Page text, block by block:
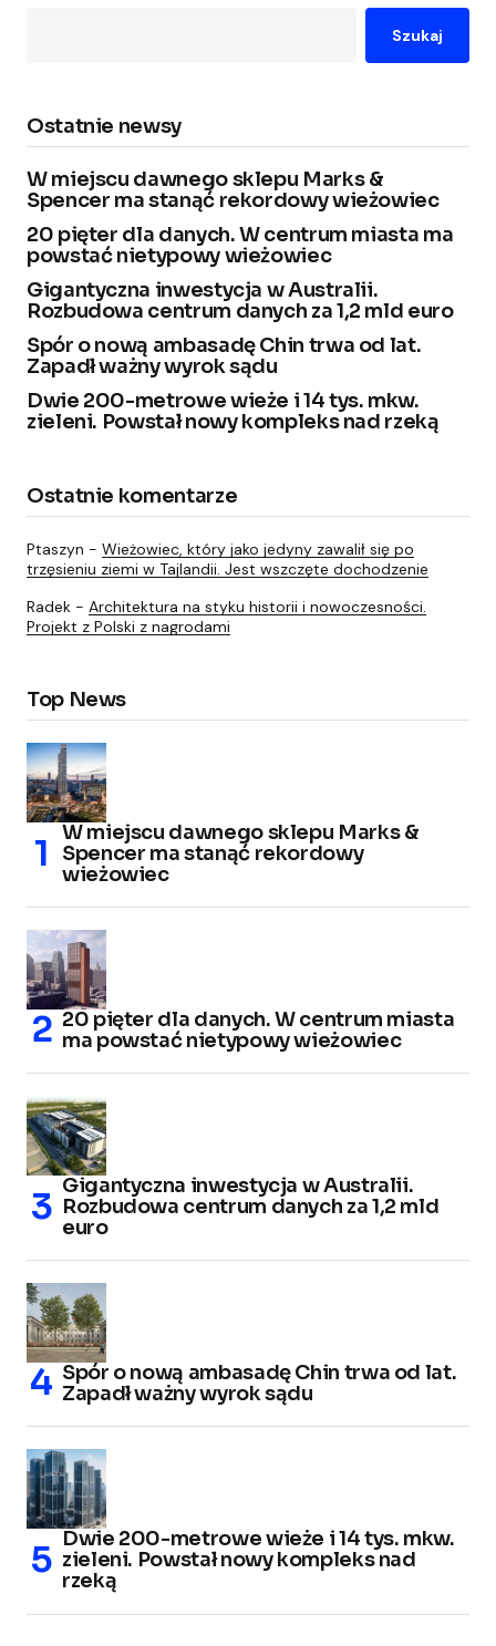
Szukaj
Ostatnie newsy
W miejscu dawnego sklepu Marks &
Spencer ma stanąć rekordowy wieżowiec
20 pięter dla danych. W centrum miasta ma
powstać nietypowy wieżowiec
Gigantyczna inwestycja w Australii.
Rozbudowa centrum danych za 1,2 mld euro
Spór o nową ambasadę Chin trwa od lat.
Zapadł ważny wyrok sądu
Dwie 200-metrowe wieże i 14 tys. mkw.
zieleni. Powstał nowy kompleks nad rzeką
Ostatnie komentarze
Ptaszyn - Wieżowiec, który jako jedyny zawalił się po
trzęsieniu ziemi w Tajlandii. Jest wszczęte dochodzenie
Radek - Architektura na styku historii i nowoczesności.
Projekt z Polski z nagrodami
Top News
W miejscu dawnego sklepu Marks &
Spencer ma stanąć rekordowy
wieżowiec
20 pięter dla danych. W centrum miasta
ma powstać nietypowy wieżowiec
Gigantyczna inwestycja w Australii.
Rozbudowa centrum danych za 1,2 mld
euro
Spór o nową ambasadę Chin trwa od lat.
Zapadł ważny wyrok sądu
Dwie 200-metrowe wieże i 14 tys. mkw.
zieleni. Powstał nowy kompleks nad
rzeką